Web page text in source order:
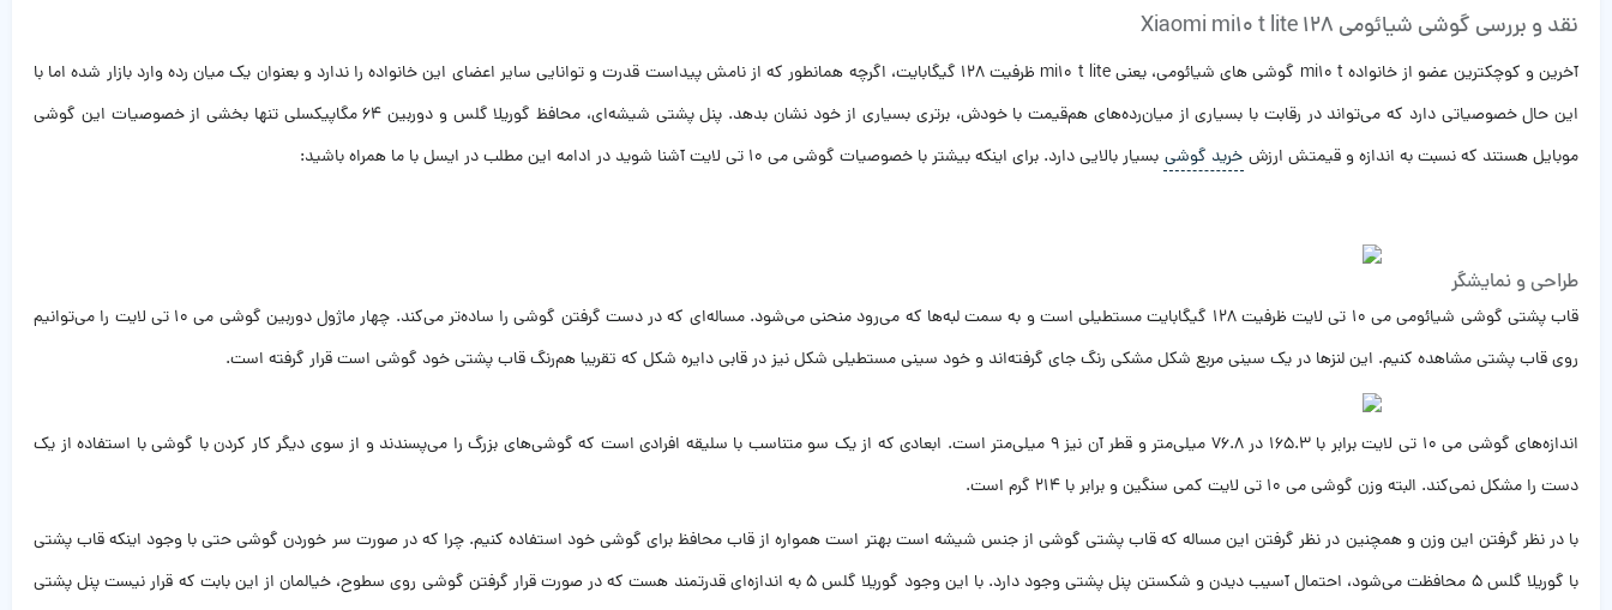
نقد و بررسی گوشی شیائومی Xiaomi mi10 t lite 128
آخرین و کوچکترین عضو از خانواده mi10 t گوشی های شیائومی، یعنی mi10 t lite ظرفیت 128 گیگابایت، اگرچه همانطور که از نامش پیداست قدرت و توانایی سایر اعضای این خانواده را ندارد و بعنوان یک میان رده وارد بازار شده اما با
این حال خصوصیاتی دارد که می‌تواند در رقابت با بسیاری از میان‌رده‌های هم‌قیمت با خودش، برتری بسیاری از خود نشان بدهد. پنل پشتی شیشه‌ای، محافظ گوریلا گلس و دوربین ۶۴ مگاپیکسلی تنها بخشی از خصوصیات این گوشی
موبایل هستند که نسبت به اندازه و قیمتش ارزش خرید گوشی بسیار بالایی دارد. برای اینکه بیشتر با خصوصیات گوشی می ۱۰ تی لایت آشنا شوید در ادامه این مطلب در ایسل با ما همراه باشید:
طراحی و نمایشگر
قاب پشتی گوشی شیائومی می ۱۰ تی لایت ظرفیت 128 گیگابایت مستطیلی است و به سمت لبه‌ها که می‌رود منحنی می‌شود. مساله‌ای که در دست گرفتن گوشی را ساده‌تر می‌کند. چهار ماژول دوربین گوشی می ۱۰ تی لایت را می‌توانیم
روی قاب پشتی مشاهده کنیم. این لنزها در یک سینی مربع شکل مشکی رنگ جای گرفته‌اند و خود سینی مستطیلی شکل نیز در قابی دایره شکل که تقریبا هم‌رنگ قاب پشتی خود گوشی است قرار گرفته است.
اندازه‌های گوشی می ۱۰ تی لایت برابر با ۱۶۵.۳ در ۷۶.۸ میلی‌متر و قطر آن نیز ۹ میلی‌متر است. ابعادی که از یک سو متناسب با سلیقه افرادی است که گوشی‌های بزرگ را می‌پسندند و از سوی دیگر کار کردن با گوشی با استفاده از یک
دست را مشکل نمی‌کند. البته وزن گوشی می ۱۰ تی لایت کمی سنگین و برابر با ۲۱۴ گرم است.
با در نظر گرفتن این وزن و همچنین در نظر گرفتن این مساله که قاب پشتی گوشی از جنس شیشه است بهتر است همواره از قاب محافظ برای گوشی خود استفاده کنیم. چرا که در صورت سر خوردن گوشی حتی با وجود اینکه قاب پشتی
با گوریلا گلس ۵ محافظت می‌شود، احتمال آسیب دیدن و شکستن پنل پشتی وجود دارد. با این وجود گوریلا گلس ۵ به اندازه‌ای قدرتمند هست که در صورت قرار گرفتن گوشی روی سطوح، خیالمان از این بابت که قرار نیست پنل پشتی